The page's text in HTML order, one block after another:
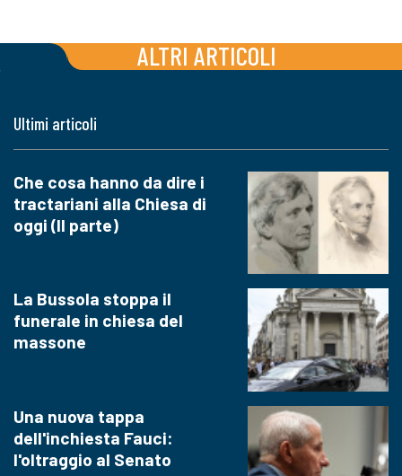
ALTRI ARTICOLI
Ultimi articoli
Che cosa hanno da dire i
tractariani alla Chiesa di
oggi (II parte)
La Bussola stoppa il
funerale in chiesa del
massone
Una nuova tappa
dell'inchiesta Fauci:
l'oltraggio al Senato